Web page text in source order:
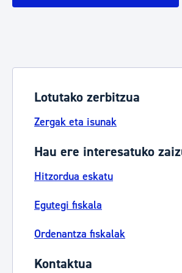
Lotutako zerbitzua
Zergak eta isunak
Hau ere interesatuko
Hitzordua eskatu
Egutegi fiskala
Ordenantza fiskalak
Kontaktua